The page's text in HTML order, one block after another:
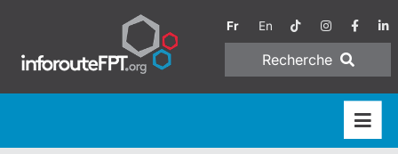
Fr En
Recherche